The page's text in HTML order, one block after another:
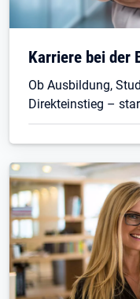
Karriere bei der
Ob Ausbildung,
Direkteinstieg –